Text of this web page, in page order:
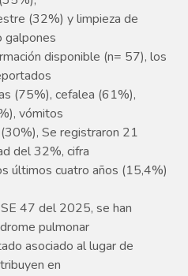
(32%) y limpieza de
galpones
disponible (n= 57), los
(75%), cefalea (61%),
vómitos
Se registraron 21
del 32%, cifra
últimos cuatro años (15,4%)
47 del 2025, se han
pulmonar
asociado al lugar de
en